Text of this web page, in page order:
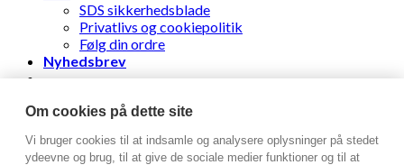
SDS sikkerhedsblade
Privatlivs og cookiepolitik
Følg din ordre
Nyhedsbrev
Log ind
Om cookies på dette site
Vi bruger cookies til at indsamle og analysere oplysninger på stedet
ydeevne og brug, til at give de sociale medier funktioner og til at